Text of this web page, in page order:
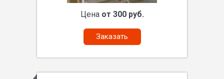
Цена от 300 руб.
Заказать